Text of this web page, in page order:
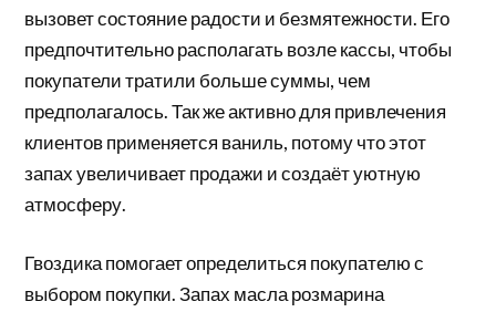
вызовет состояние радости и безмятежности. Его
предпочтительно располагать возле кассы, чтобы
покупатели тратили больше суммы, чем
предполагалось. Так же активно для привлечения
клиентов применяется ваниль, потому что этот
запах увеличивает продажи и создаёт уютную
атмосферу.
Гвоздика помогает определиться покупателю с
выбором покупки. Запах масла розмарина